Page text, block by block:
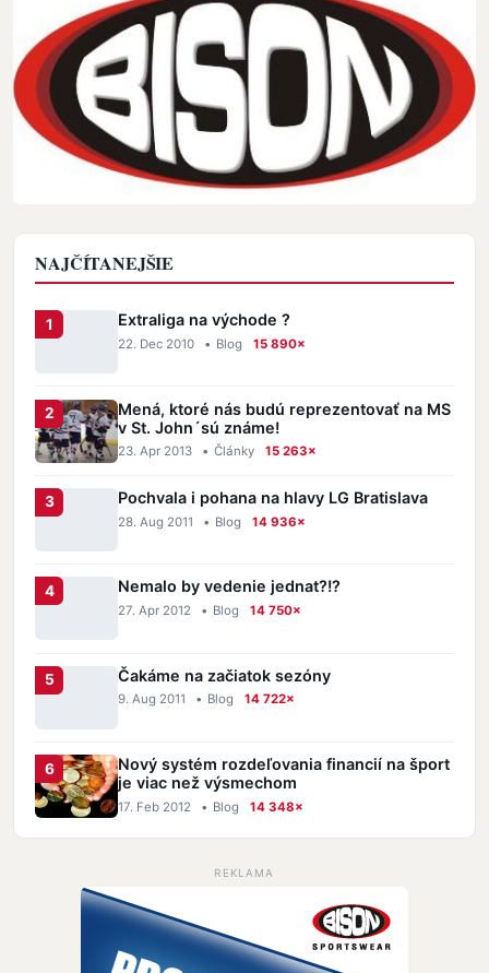
NAJČÍTANEJŠIE
Extraliga na východe ?
22. Dec 2010 • Blog 15 890×
Mená, ktoré nás budú reprezentovať na MS
v St. John´sú známe!
23. Apr 2013 • Články 15 263×
Pochvala i pohana na hlavy LG Bratislava
28. Aug 2011 • Blog 14 936×
Nemalo by vedenie jednat?!?
27. Apr 2012 • Blog 14 750×
Čakáme na začiatok sezóny
9. Aug 2011 • Blog 14 722×
Nový systém rozdeľovania financií na šport
je viac než výsmechom
17. Feb 2012 • Blog 14 348×
REKLAMA